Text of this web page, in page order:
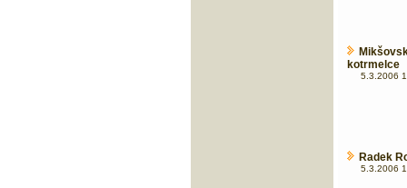
kotrmelce
5.3.2006
Radek
5.3.2006